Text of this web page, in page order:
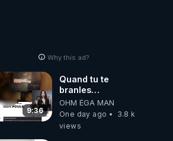
Why this ad?
9:36
Quand tu te
branles
bonhomme tu
émets des ondes
ils ont juste omis
OHM ÉGA MAN
One day ago
3.8 k
views